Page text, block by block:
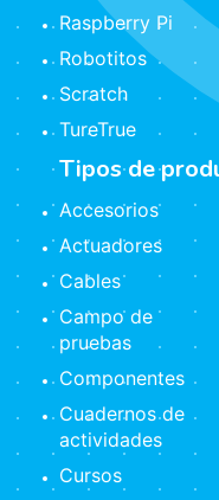
Raspberry Pi
Robotitos
Scratch
TureTrue
Tipos de
Accesorios
Actuadores
Cables
Campo de
pruebas
Componentes
Cuadernos de
actividades
Cursos